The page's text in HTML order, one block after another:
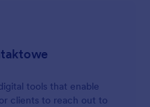
tools that enable
clients to reach out to